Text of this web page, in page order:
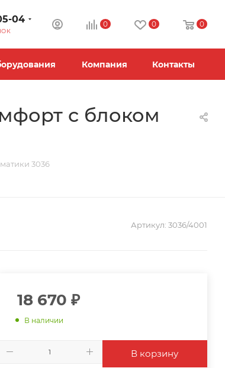
04 0 0 0
Компания Контакты
с блоком
3036
Артикул: 3036/4001
18 670 ₽
В наличии
В корзину